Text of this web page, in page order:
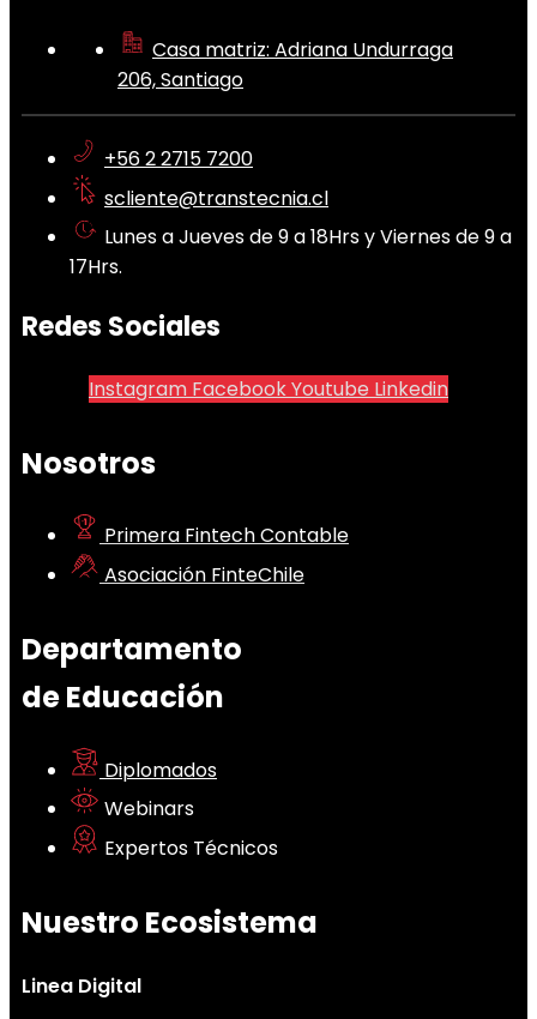
Casa matriz: Adriana Undurraga
206, Santiago
+56 2 2715 7200
scliente@transtecnia.cl
Lunes a Jueves de 9 a 18Hrs y Viernes de 9 a
17Hrs.
Redes Sociales
Instagram FacebookYoutube Linkedin
Nosotros
Primera Fintech Contable
Asociación FinteChile
Departamento
de Educación
Diplomados
Webinars
Expertos Técnicos
Nuestro Ecosistema
Linea Digital